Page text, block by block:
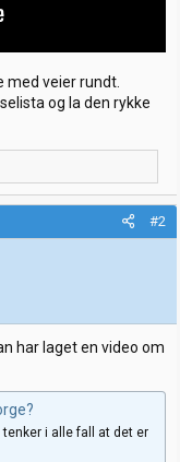
med veier rundt.
og la den rykke
#2
har laget en video om
i alle fall at det er